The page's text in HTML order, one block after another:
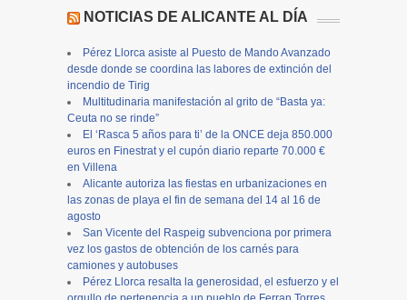
NOTICIAS DE ALICANTE AL DÍA
Pérez Llorca asiste al Puesto de Mando Avanzado
desde donde se coordina las labores de extinción del
incendio de Tirig
Multitudinaria manifestación al grito de “Basta ya:
Ceuta no se rinde”
El ‘Rasca 5 años para ti’ de la ONCE deja 850.000
euros en Finestrat y el cupón diario reparte 70.000 €
en Villena
Alicante autoriza las fiestas en urbanizaciones en
las zonas de playa el fin de semana del 14 al 16 de
agosto
San Vicente del Raspeig subvenciona por primera
vez los gastos de obtención de los carnés para
camiones y autobuses
Pérez Llorca resalta la generosidad, el esfuerzo y el